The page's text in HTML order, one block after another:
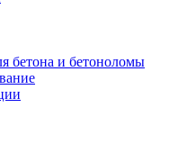
бетона и бетоноломы